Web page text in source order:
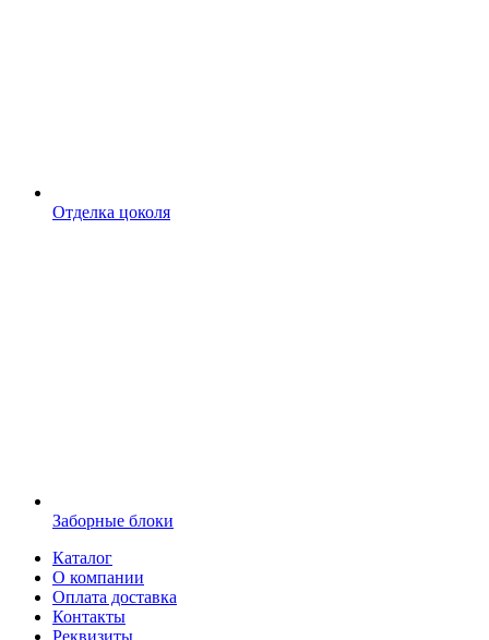
Отделка цоколя
Заборные блоки
Каталог
О компании
Оплата доставка
Контакты
Реквизиты